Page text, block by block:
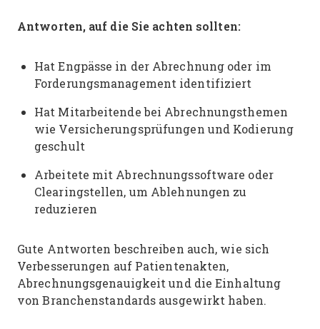
Antworten, auf die Sie achten sollten:
Hat Engpässe in der Abrechnung oder im
Forderungsmanagement identifiziert
Hat Mitarbeitende bei Abrechnungsthemen
wie Versicherungsprüfungen und Kodierung
geschult
Arbeitete mit Abrechnungssoftware oder
Clearingstellen, um Ablehnungen zu
reduzieren
Gute Antworten beschreiben auch, wie sich
Verbesserungen auf Patientenakten,
Abrechnungsgenauigkeit und die Einhaltung
von Branchenstandards ausgewirkt haben.